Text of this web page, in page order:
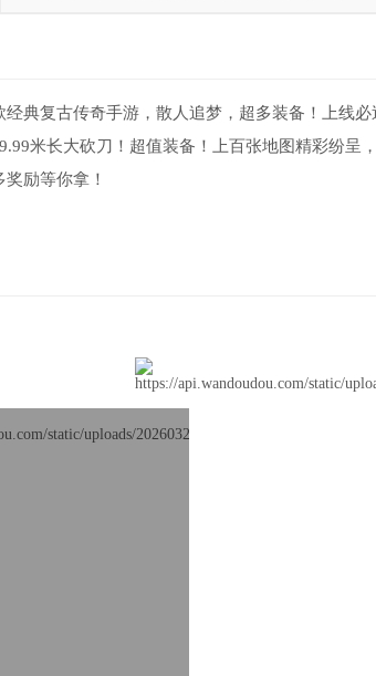
经典复古传奇手游，散人追梦，超多装备！上线
米长大砍刀！超值装备！上百张地图精彩纷呈
励等你拿！